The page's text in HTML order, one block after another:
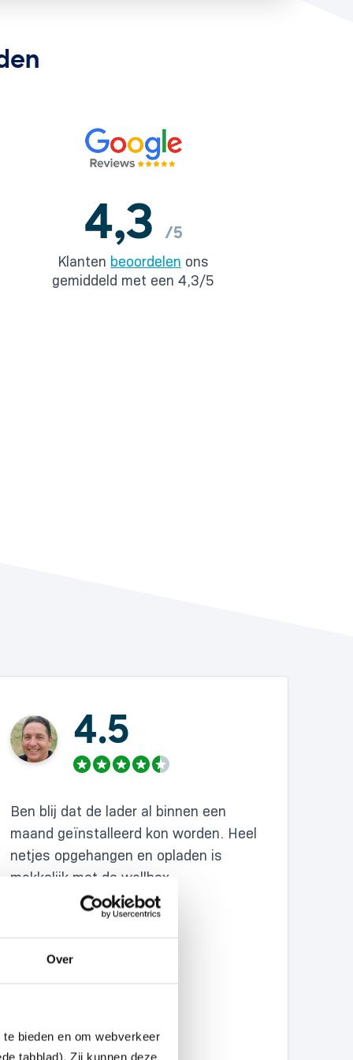
Over
bieden en om webverkeer
tabblad). Zij kunnen deze
4,3 /5
Klanten beoordelen ons
gemiddeld met een 4,3/5
4.5
Ben blij dat de lader al binnen een
maand geïnstalleerd kon worden. Heel
netjes opgehangen en opladen is
makkelijk met de wallbox.